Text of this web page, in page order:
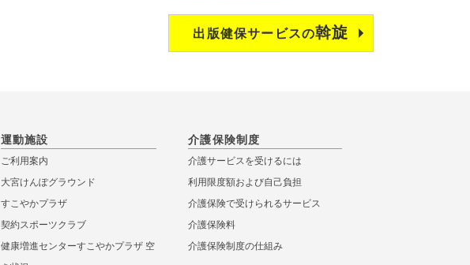
出版健保サービスの斡旋
運動施設
ご利用案内
大宮けんぽグラウンド
すこやかプラザ
契約スポーツクラブ
健康増進センターすこやかプラザ 空
介護保険制度
介護サービスを受けるには
利用限度額および自己負担
介護保険で受けられるサービス
介護保険料
介護保険制度の仕組み